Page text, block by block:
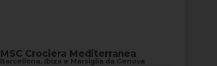
MSC Crociera Mediterranea
Barcellona, Ibiza e Marsiglia da Genova